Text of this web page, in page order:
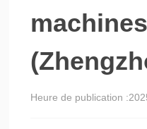
Heure de publication :